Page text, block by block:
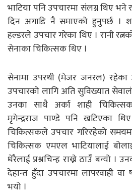
भाटिया पनि उपचारमा संलग्न थिए भने
दिन अगाडि नै समाएको हुनुपर्छ ।
हल्डरले उपचार गरेका थिए । रानी
सेनाका चिकित्सक थिए ।
सेनामा उपरथी (मेजर जनरल) रहेका
उपचारको लागि अति सुविख्यात
उनका साथै अर्का शाही
मृगेन्द्रराज पाण्डे पनि खटिएका
चिकित्सकले उपचार गरिरहेको
चिकित्सक एमएल भाटियालाई
धेरैलाई प्रश्नचिन्ह राख्ने ठाउँ बन्यो
देहान्त हुँदा उपचारमा लापरवाही
भयो ।